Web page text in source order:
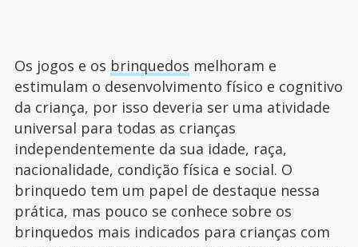
Os jogos e os brinquedos melhoram e
estimulam o desenvolvimento físico e cognitivo
da criança, por isso deveria ser uma atividade
universal para todas as crianças
independentemente da sua idade, raça,
nacionalidade, condição física e social. O
brinquedo tem um papel de destaque nessa
prática, mas pouco se conhece sobre os
brinquedos mais indicados para crianças com